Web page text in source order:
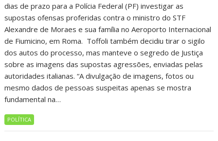
dias de prazo para a Polícia Federal (PF) investigar as
supostas ofensas proferidas contra o ministro do STF
Alexandre de Moraes e sua família no Aeroporto Internacional
de Fiumicino, em Roma. Toffoli também decidiu tirar o sigilo
dos autos do processo, mas manteve o segredo de Justiça
sobre as imagens das supostas agressões, enviadas pelas
autoridades italianas. “A divulgação de imagens, fotos ou
mesmo dados de pessoas suspeitas apenas se mostra
fundamental na…
POLÍTICA